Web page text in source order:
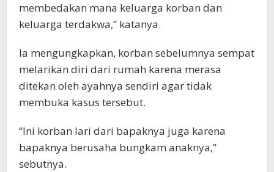
membedakan mana keluarga korban dan
keluarga terdakwa,” katanya.
Ia mengungkapkan, korban sebelumnya sempat
melarikan diri dari rumah karena merasa
ditekan oleh ayahnya sendiri agar tidak
membuka kasus tersebut.
“Ini korban lari dari bapaknya juga karena
bapaknya berusaha bungkam anaknya,”
sebutnya.